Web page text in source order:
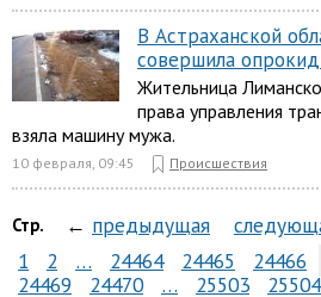
В Астраханской
совершила
Жительница
права управления
взяла машину мужа.
10 февраля, 09:45 Происшествия
Стр. ← предыдущая
1
2 … 24464 24465 24466
24469
24470 … 25503 25504